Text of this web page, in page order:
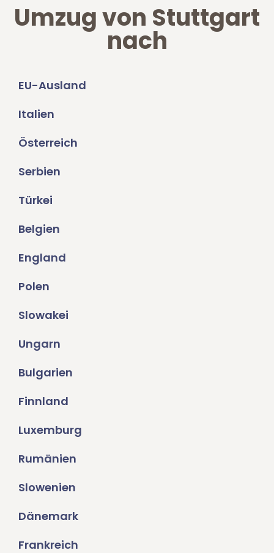
Umzug von Stuttgart
nach
EU-Ausland
Italien
Österreich
Serbien
Türkei
Belgien
England
Polen
Slowakei
Ungarn
Bulgarien
Finnland
Luxemburg
Rumänien
Slowenien
Dänemark
Frankreich